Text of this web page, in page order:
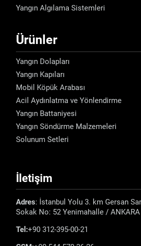
Yangın Algılama Sistemleri
Ürünler
Yangın Dolapları
Yangın Kapıları
Mobil Köpük Arabası
Acil Aydınlatma ve Yönlendirme
Yangın Battaniyesi
Yangın Söndürme Malzemeleri
Solunum Setleri
İletişim
Adres: İstanbul Yolu 3. km Gersan
Sokak No: 52 Yenimahalle / ANKARA
Tel:+90 312-395-00-21